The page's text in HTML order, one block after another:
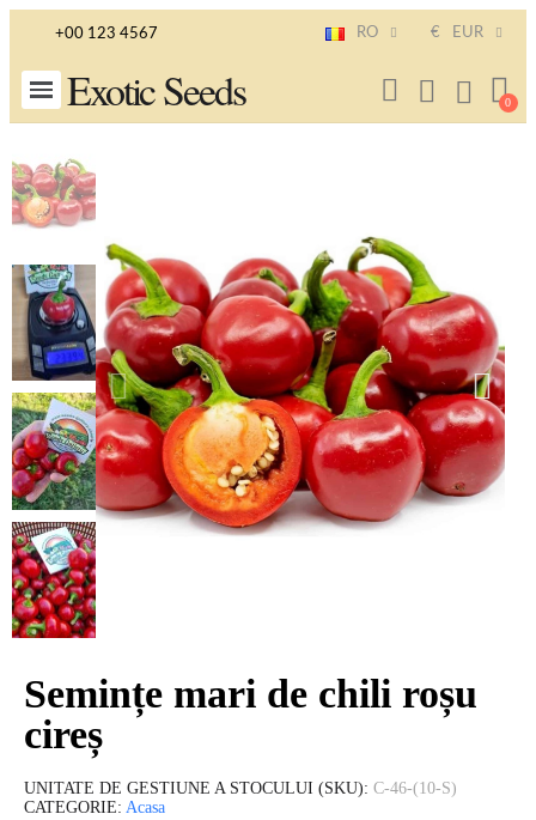
+00 123 4567 RO € EUR
Exotic Seeds
Semințe mari de chili roșu
cireș
UNITATE DE GESTIUNE A STOCULUI (SKU) C-46-(10-S)
CATEGORIE Acasa